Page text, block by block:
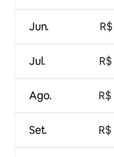
Jun.
Jul.
Ago.
Set.